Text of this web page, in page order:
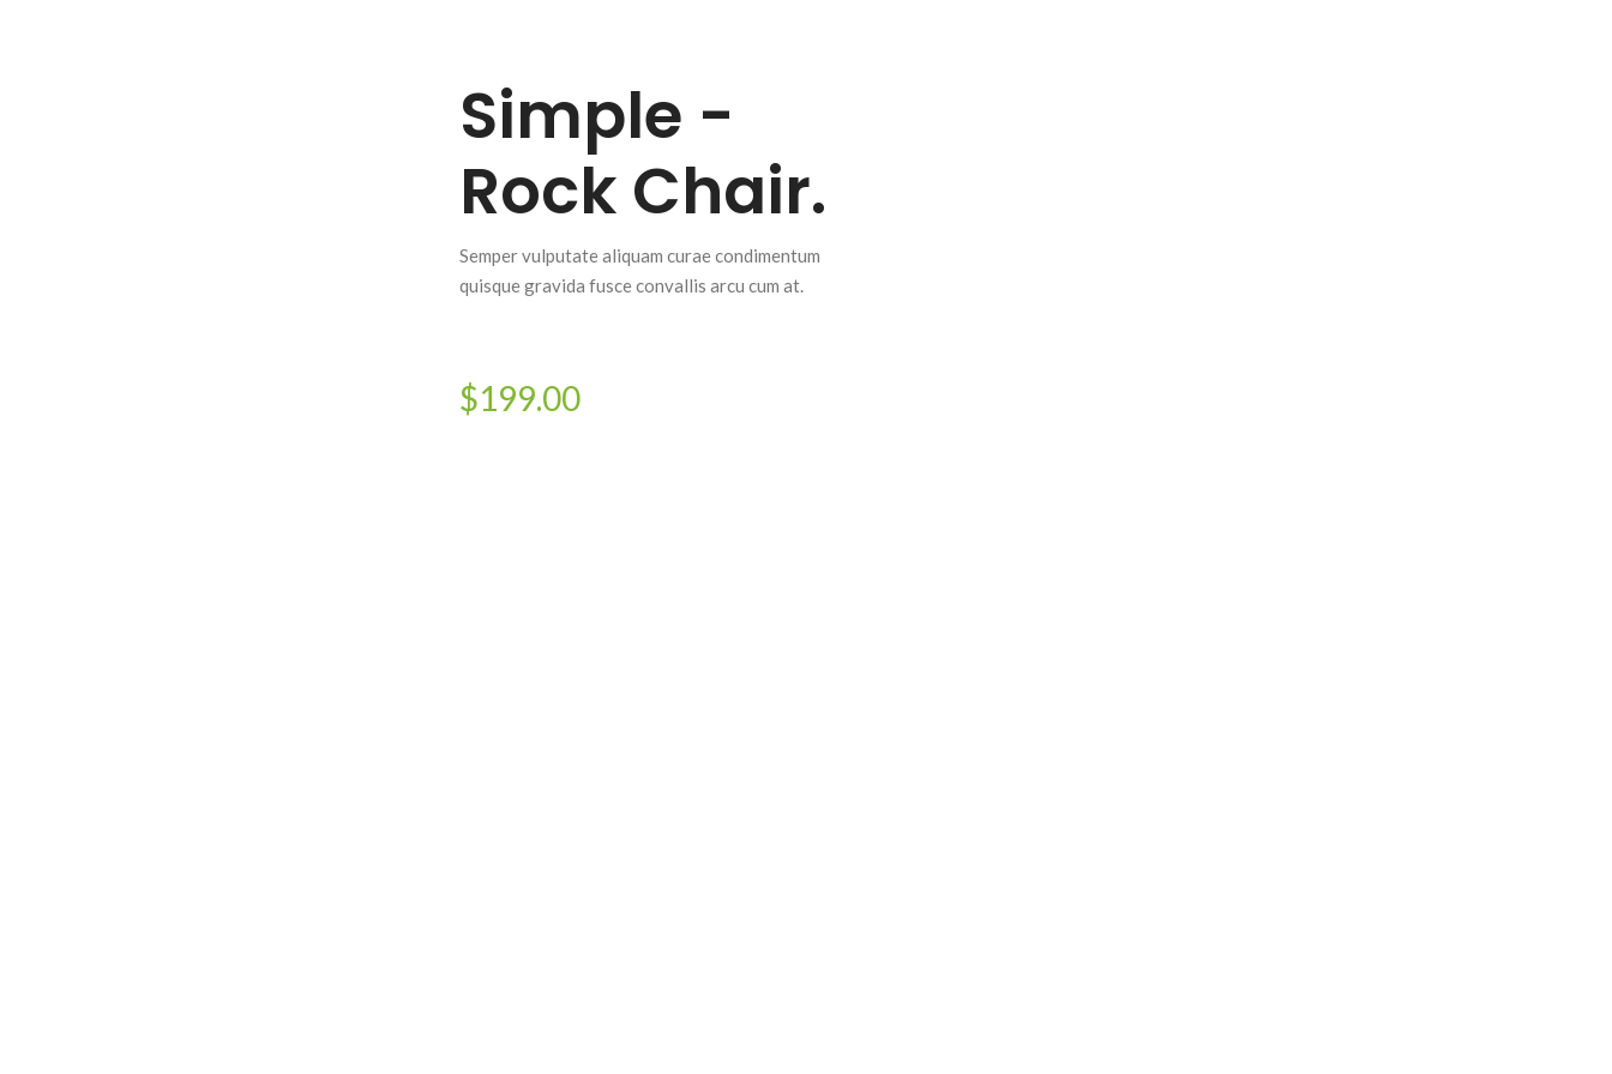
Simple -
Rock Chair.
Semper vulputate aliquam curae condimentum
quisque gravida fusce convallis arcu cum at.
$199.00